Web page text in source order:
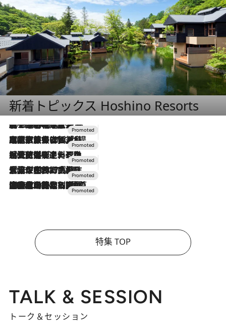
新着トピックス Hoshino Resorts
2026.8.7
【トンボの足水浴】ヒノキの香りに包まれて涼感マックス！約13℃の湧水かけ流しを避暑地「星野温泉 トンボの湯」で体験
2026.7.31
【ホテル帰省】という選択肢をOMOが提案。家族とほどよい距離を保つには「昼は実家、夜は気兼ねなくホテルで！」
2026.7.24
【夏限定ディナーコース】旬を迎える稚鮎や花ズッキーニなどをイタリア・トスカーナの郷土料理の手法で満喫！
2026.7.17
「土佐和ハーブかき氷」がOMO7高知に登場！生姜、山椒、大葉など目にも舌にも涼を呼ぶ郷土の味
2026.7.10
NEW OPEN！【界 草津】名湯の地に誕生。趣の異なる2種の温泉と上州ならではの会席・蕎麦割烹など美食を味わう究極の癒やし旅
特集 TOP
TALK & SESSION
トーク＆セッション